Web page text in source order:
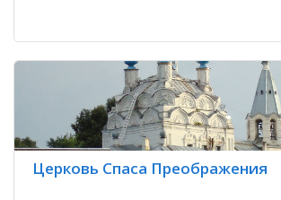
Церковь Спаса Преображения